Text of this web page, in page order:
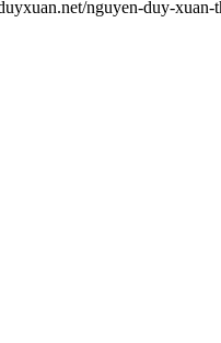
nguyen-duy-